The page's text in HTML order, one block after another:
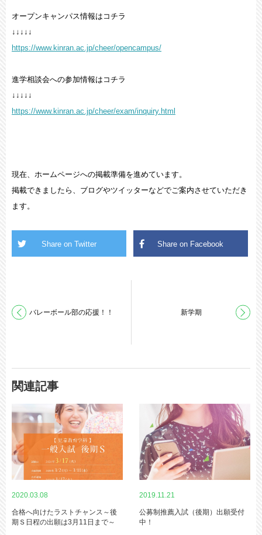
オープンキャンパス情報はコチラ
↓↓↓↓↓
https://www.kinran.ac.jp/cheer/opencampus/
進学相談会への参加情報はコチラ
↓↓↓↓↓
https://www.kinran.ac.jp/cheer/exam/inquiry.html
現在、ホームページへの掲載準備を進めています。
掲載できましたら、ブログやツイッターなどでご案内させていただき
ます。
関連記事
2020.03.08
合格へ向けたラストチャンス～後
期Ｓ日程の出願は3月11日まで～
2019.11.21
公募制推薦入試（後期）出願受付
中！
バレーボール部の応援！！ 新学期